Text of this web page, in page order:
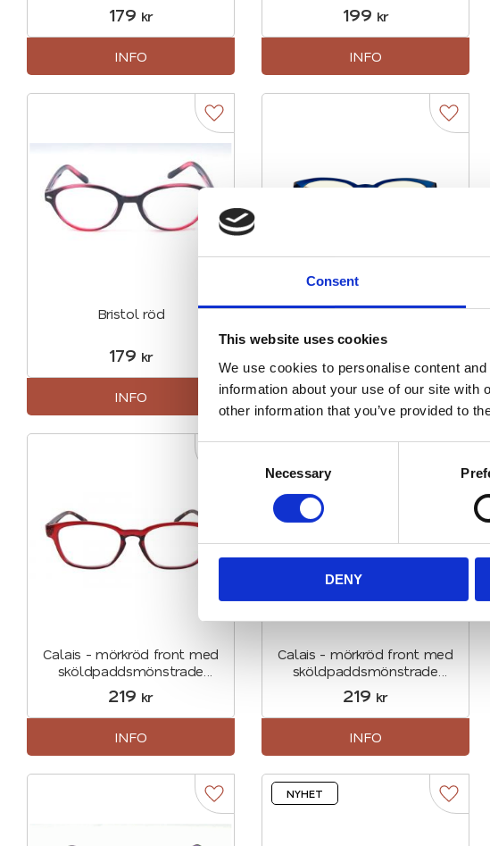
Consent
This website uses cookies
We use cookies to personalise content
information about your use of our site with
other information that you’ve provided to
s
n
e
e
n
Necessary
DENY
179 kr
INFO
199 kr
INFO
Bristol röd
179 kr
Lägg till i favoriter
INFO
Calais - Blå
terminalglasögon med
sköldpaddsmönstrade
skalmar
Lägg
INFO
Calais - mörkröd front med
sköldpaddsmönstrade
skalmar
219 kr
INFO
Calais - mörkröd front med
sköldpaddsmönstrade
skalmar (minusstyrka)
219 kr
INFO
Lägg till i favoriter
NYHET
Lägg